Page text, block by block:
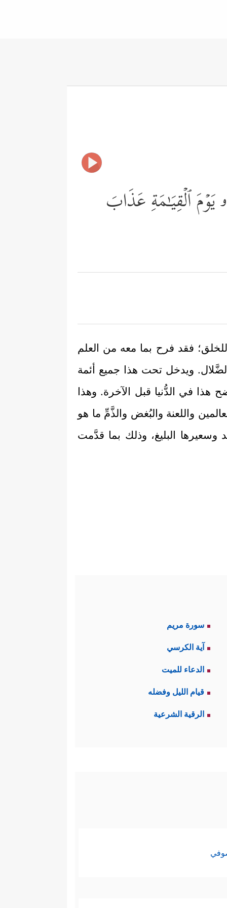
یَوۡمَ ٱلۡقِیَـٰمَةِ عَذَابَ
فقد فرح بما معه من العلم
ويدخل تحت هذا جميع أئمة
هذا في الدُّنيا قبل الآخرة. وهذا
واللعنة والبُغض والذَّمِّ ما هو
وسعيرها البليغ، وذلك بما قدَّمت
سورة مريم
آية الكرسي
الدعاء للميت
قيام الليل وفضله
الرقية الشرعية